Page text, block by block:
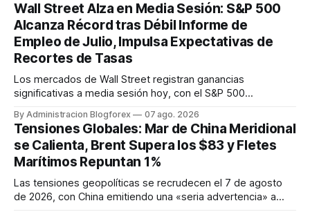
Wall Street Alza en Media Sesión: S&P 500
Alcanza Récord tras Débil Informe de
Empleo de Julio, Impulsa Expectativas de
Recortes de Tasas
Los mercados de Wall Street registran ganancias
significativas a media sesión hoy, con el S&P 500
produce tras un informe de empleo de julio más débil de lo
esperado, que refuerza las expectativas de que la Reserva
Federal podría adoptar una ...
By Administracion Blogforex 07 ago. 2026
Tensiones Globales: Mar de China Meridional
se Calienta, Brent Supera los $83 y Fletes
Marítimos Repuntan 1%
Las tensiones geopolíticas se recrudecen el 7 de agosto
de 2026, con China emitiendo una «seria advertencia» a